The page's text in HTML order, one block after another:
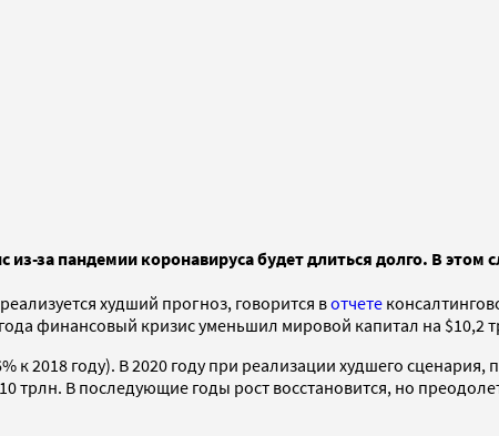
за пандемии коронавируса будет длиться долго. В этом
худший прогноз, говорится вотчете
финансовый кризис уменьшил мировой капитал на $10,2
2018 году). В 2020 году при реализации худшего сценария,
трлн. В последующие годы рост восстановится, но